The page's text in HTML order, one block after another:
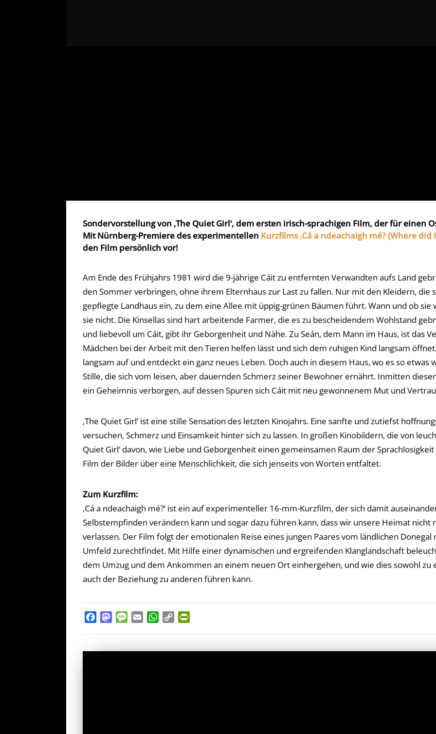
Sondervorstellung von ‚The Quiet Girl‘, dem ersten irisch-sprachigen Film, der für einen
Mit Nürnberg-Premiere des experimentellen Kurzfilms ‚Cá a ndeachaigh mé? (Where did I
den Film persönlich vor!
Am Ende des Frühjahrs 1981 wird die 9-jährige Cáit zu entfernten Verwandten aufs Land
den Sommer verbringen, ohne ihrem Elternhaus zur Last zu fallen. Nur mit den Kleidern, die
gepflegte Landhaus ein, zu dem eine Allee mit üppig-grünen Bäumen führt. Wann und ob
sie nicht. Die Kinsellas sind hart arbeitende Farmer, die es zu bescheidendem Wohlstand
und liebevoll um Cáit, gibt ihr Geborgenheit und Nähe. Zu Seán, dem Mann im Haus, ist das
Mädchen bei der Arbeit mit den Tieren helfen lässt und sich dem ruhigen Kind langsam
langsam auf und entdeckt ein ganz neues Leben. Doch auch in diesem Haus, wo es so
Stille, die sich vom leisen, aber dauernden Schmerz seiner Bewohner ernährt. Inmitten
ein Geheimnis verborgen, auf dessen Spuren sich Cáit mit neu gewonnenem Mut und
‚The Quiet Girl‘ ist eine stille Sensation des letzten Kinojahrs. Eine sanfte und zutiefst
versuchen, Schmerz und Einsamkeit hinter sich zu lassen. In großen Kinobildern, die von
Quiet Girl‘ davon, wie Liebe und Geborgenheit einen gemeinsamen Raum der
Film der Bilder über eine Menschlichkeit, die sich jenseits von Worten entfaltet.
Zum Kurzfilm:
‚Cá a ndeachaigh mé?‘ ist ein auf experimenteller 16-mm-Kurzfilm, der sich damit
Selbstempfinden verändern kann und sogar dazu führen kann, dass wir unsere Heimat nicht
verlassen. Der Film folgt der emotionalen Reise eines jungen Paares vom ländlichen Donegal
Umfeld zurechtfindet. Mit Hilfe einer dynamischen und ergreifenden Klanglandschaft
dem Umzug und dem Ankommen an einem neuen Ort einhergehen, und wie dies sowohl
auch der Beziehung zu anderen führen kann.
FacebookMastodon
Message
Email WhatsApp
Copy